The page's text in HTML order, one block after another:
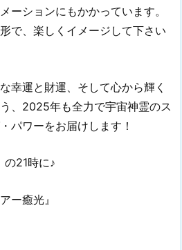
ーションにもかかっています。
で、楽しくイメージして下さい
幸運と財運、そして心から輝く
、2025年も全力で宇宙神霊のス
パワーをお届けします！
の21時に♪
ー癒光』